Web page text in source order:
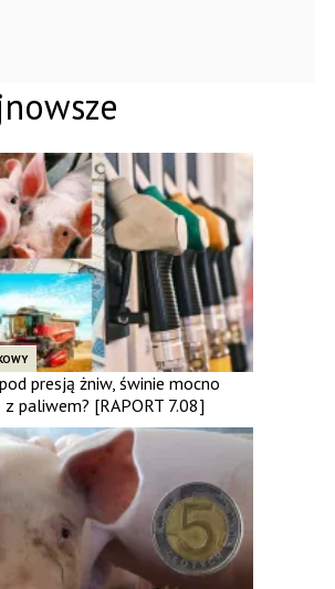
presją żniw, świnie mocno
z paliwem? [RAPORT 7.08]